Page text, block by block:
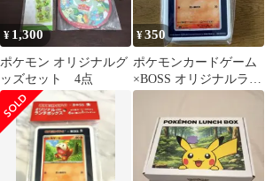
¥ 1,300
ポケモン オリジナルグ
ッズセット 4点
¥350
ポケモンカードゲーム
×BOSS オリジナルラン
チボックス ホゲータ